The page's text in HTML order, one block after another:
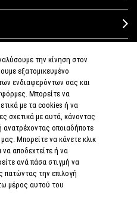
&
την κίνηση στον
εξατομικευμένο
ενδιαφερόντων σας και
Μπορείτε να
με τα cookies ή να
σχετικά με αυτά, κάνοντας
ανατρέχοντας οποιαδήποτε
Μπορείτε να κάνετε κλικ
αποδεχτείτε ή να
ανά πάσα στιγμή να
πατώντας την επιλογή
μέρος αυτού του